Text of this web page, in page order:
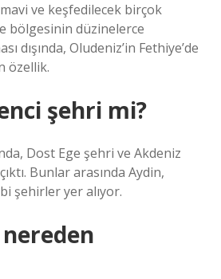
ve keşfedilecek birçok
bölgesinin düzinelerce
dışında, Oludeniz’in Fethiye’de
özellik.
şehri mi?
Dost Ege şehri ve Akdeniz
Bunlar arasında Aydin,
şehirler yer alıyor.